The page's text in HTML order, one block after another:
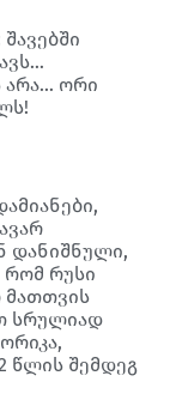
ორი
დანიშნული,
რუსი
სრულიად
წლის შემდეგ